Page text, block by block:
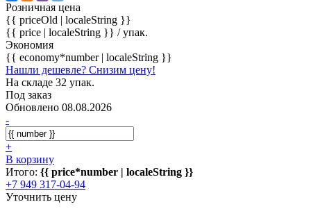
Розничная цена
{{ priceOld | localeString }}
{{ price | localeString }} / упак.
Экономия
{{ economy*number | localeString }}
Нашли дешевле? Снизим цену!
На складе 32 упак.
Под заказ
Обновлено 08.08.2026
-
+
В корзину
Итого: {{ price*number | localeString }}
+7 949 317-04-94
Уточнить цену